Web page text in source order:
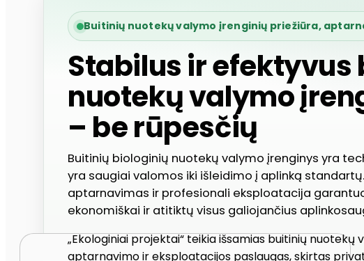
Buitinių nuotekų valymo įrenginių priežiūra,
Stabilus ir efektyvus
nuotekų valymo
– be rūpesčių
Buitinių biologinių nuotekų valymo įrenginys yra
yra saugiai valomos iki išleidimo į aplinką
aptarnavimas ir profesionali eksploatacija
ekonomiškai ir atitiktų visus galiojančius
„Ekologiniai projektai“ teikia išsamias buitinių nuotekų
aptarnavimo ir eksploatacijos paslaugas, skirtas